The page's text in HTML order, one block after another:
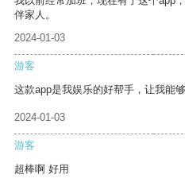
伴家人。
2024-01-03
游客
这款app是我娱乐的好帮手，让我能
2024-01-03
游客
超棒啊 好用